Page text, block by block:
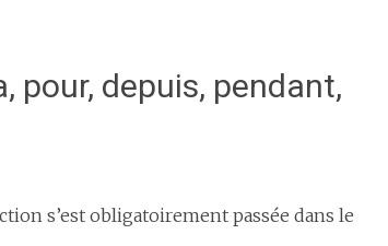
pour, depuis, pendant,
s’est obligatoirement passée dans le